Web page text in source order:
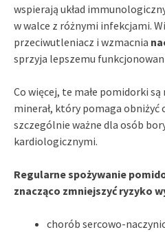
wspierają układ
w walce z różnymi infekcjami.
przeciwutleniacz i wzmacnia
sprzyja lepszemu
Co więcej, te małe pomidorki
minerał, który pomaga obniżyć
szczególnie ważne dla osób
kardiologicznymi.
Regularne spożywanie
znacząco zmniejszyć ryzyko
chorób sercowo-